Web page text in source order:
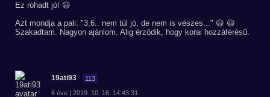
Ez rohadt jó! 😃
Azt mondja a pali: "3,6.. nem túl jó, de nem is vészes..." 😃 😃
Szakadtam. Nagyon ajánlom. Alig érződik, hogy korai hozzáférésű.
19ati93 113
6 éve | 2019. 10. 16. 14:43:31